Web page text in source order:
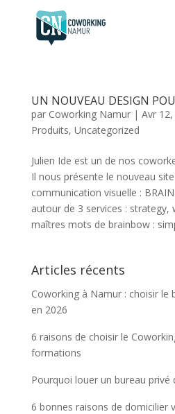
UN NOUVEAU DESIGN
par Coworking Namur| Avr
Produits, Uncategorized
Julien Ide est un de nos
Il nous présente le nouveau
communication visuelle :
autour de 3 services :
maîtres mots de brainbow :
Articles récents
Coworking à Namur : choisir le
en 2026
6 raisons de choisir le
formations
Pourquoi louer un bureau privé
6 bonnes raisons de domicilier